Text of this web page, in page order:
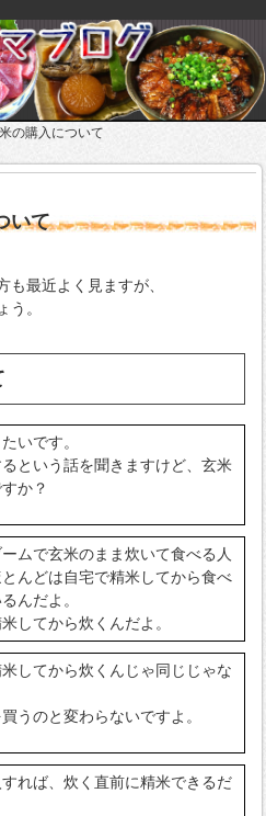
の購入について
いて
も最近よく見ますが、
う。
いです。
という話を聞きますけど、玄米
か？
ムで玄米のまま炊いて食べる人
んどは自宅で精米してから食べ
んだよ。
してから炊くんだよ。
してから炊くんじゃ同じじゃな
うのと変わらないですよ。
れば、炊く直前に精米できるだ